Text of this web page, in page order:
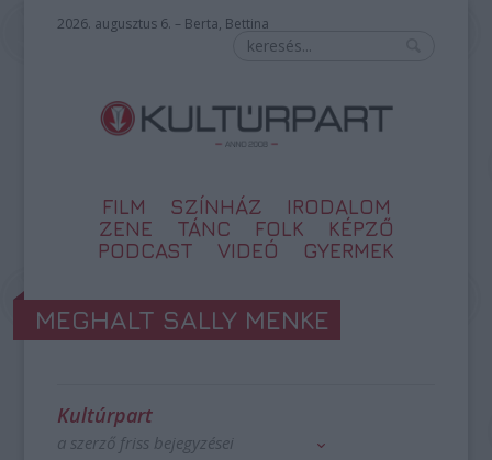
2026. augusztus 6. – Berta, Bettina
FILM SZÍNHÁZ
IRODALOM
ZENE
TÁNC FOLK
KÉPZŐ
PODCAST
VIDEÓ GYERMEK
MEGHALT SALLY MENKE
Kultúrpart
a szerző friss bejegyzései